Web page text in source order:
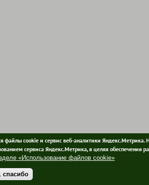
файлы cookie и сервис веб-аналитики
сервиса Яндекс.Метрика, в целях обеспечения
«Использование файлов cookie»
спасибо